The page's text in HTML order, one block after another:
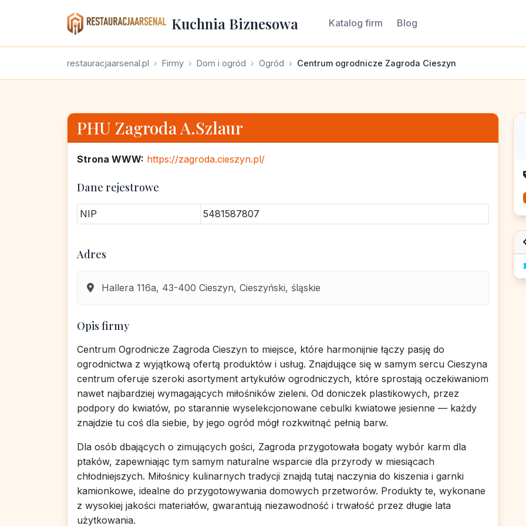
Kuchnia Biznesowa Katalog firm Blog
restauracjaarsenal.pl Firmy Dom i ogród Ogród Centrum ogrodnicze Zagroda Cieszyn
PHU Zagroda A.Szlaur
Strona WWW: https://zagroda.cieszyn.pl/
Dane rejestrowe
NIP 5481587807
Adres
Hallera 116a, 43-400 Cieszyn, Cieszyński, śląskie
Opis firmy
Centrum Ogrodnicze Zagroda Cieszyn to miejsce, które harmonijnie łączy pasję do
ogrodnictwa z wyjątkową ofertą produktów i usług. Znajdujące się w samym sercu Cieszyna
centrum oferuje szeroki asortyment artykułów ogrodniczych, które sprostają oczekiwaniom
nawet najbardziej wymagających miłośników zieleni. Od doniczek plastikowych, przez
podpory do kwiatów, po starannie wyselekcjonowane cebulki kwiatowe jesienne — każdy
znajdzie tu coś dla siebie, by jego ogród mógł rozkwitnąć pełnią barw.
Dla osób dbających o zimujących gości, Zagroda przygotowała bogaty wybór karm dla
ptaków, zapewniając tym samym naturalne wsparcie dla przyrody w miesiącach
chłodniejszych. Miłośnicy kulinarnych tradycji znajdą tutaj naczynia do kiszenia i garnki
kamionkowe, idealne do przygotowywania domowych przetworów. Produkty te, wykonane
z wysokiej jakości materiałów, gwarantują niezawodność i trwałość przez długie lata
użytkowania.